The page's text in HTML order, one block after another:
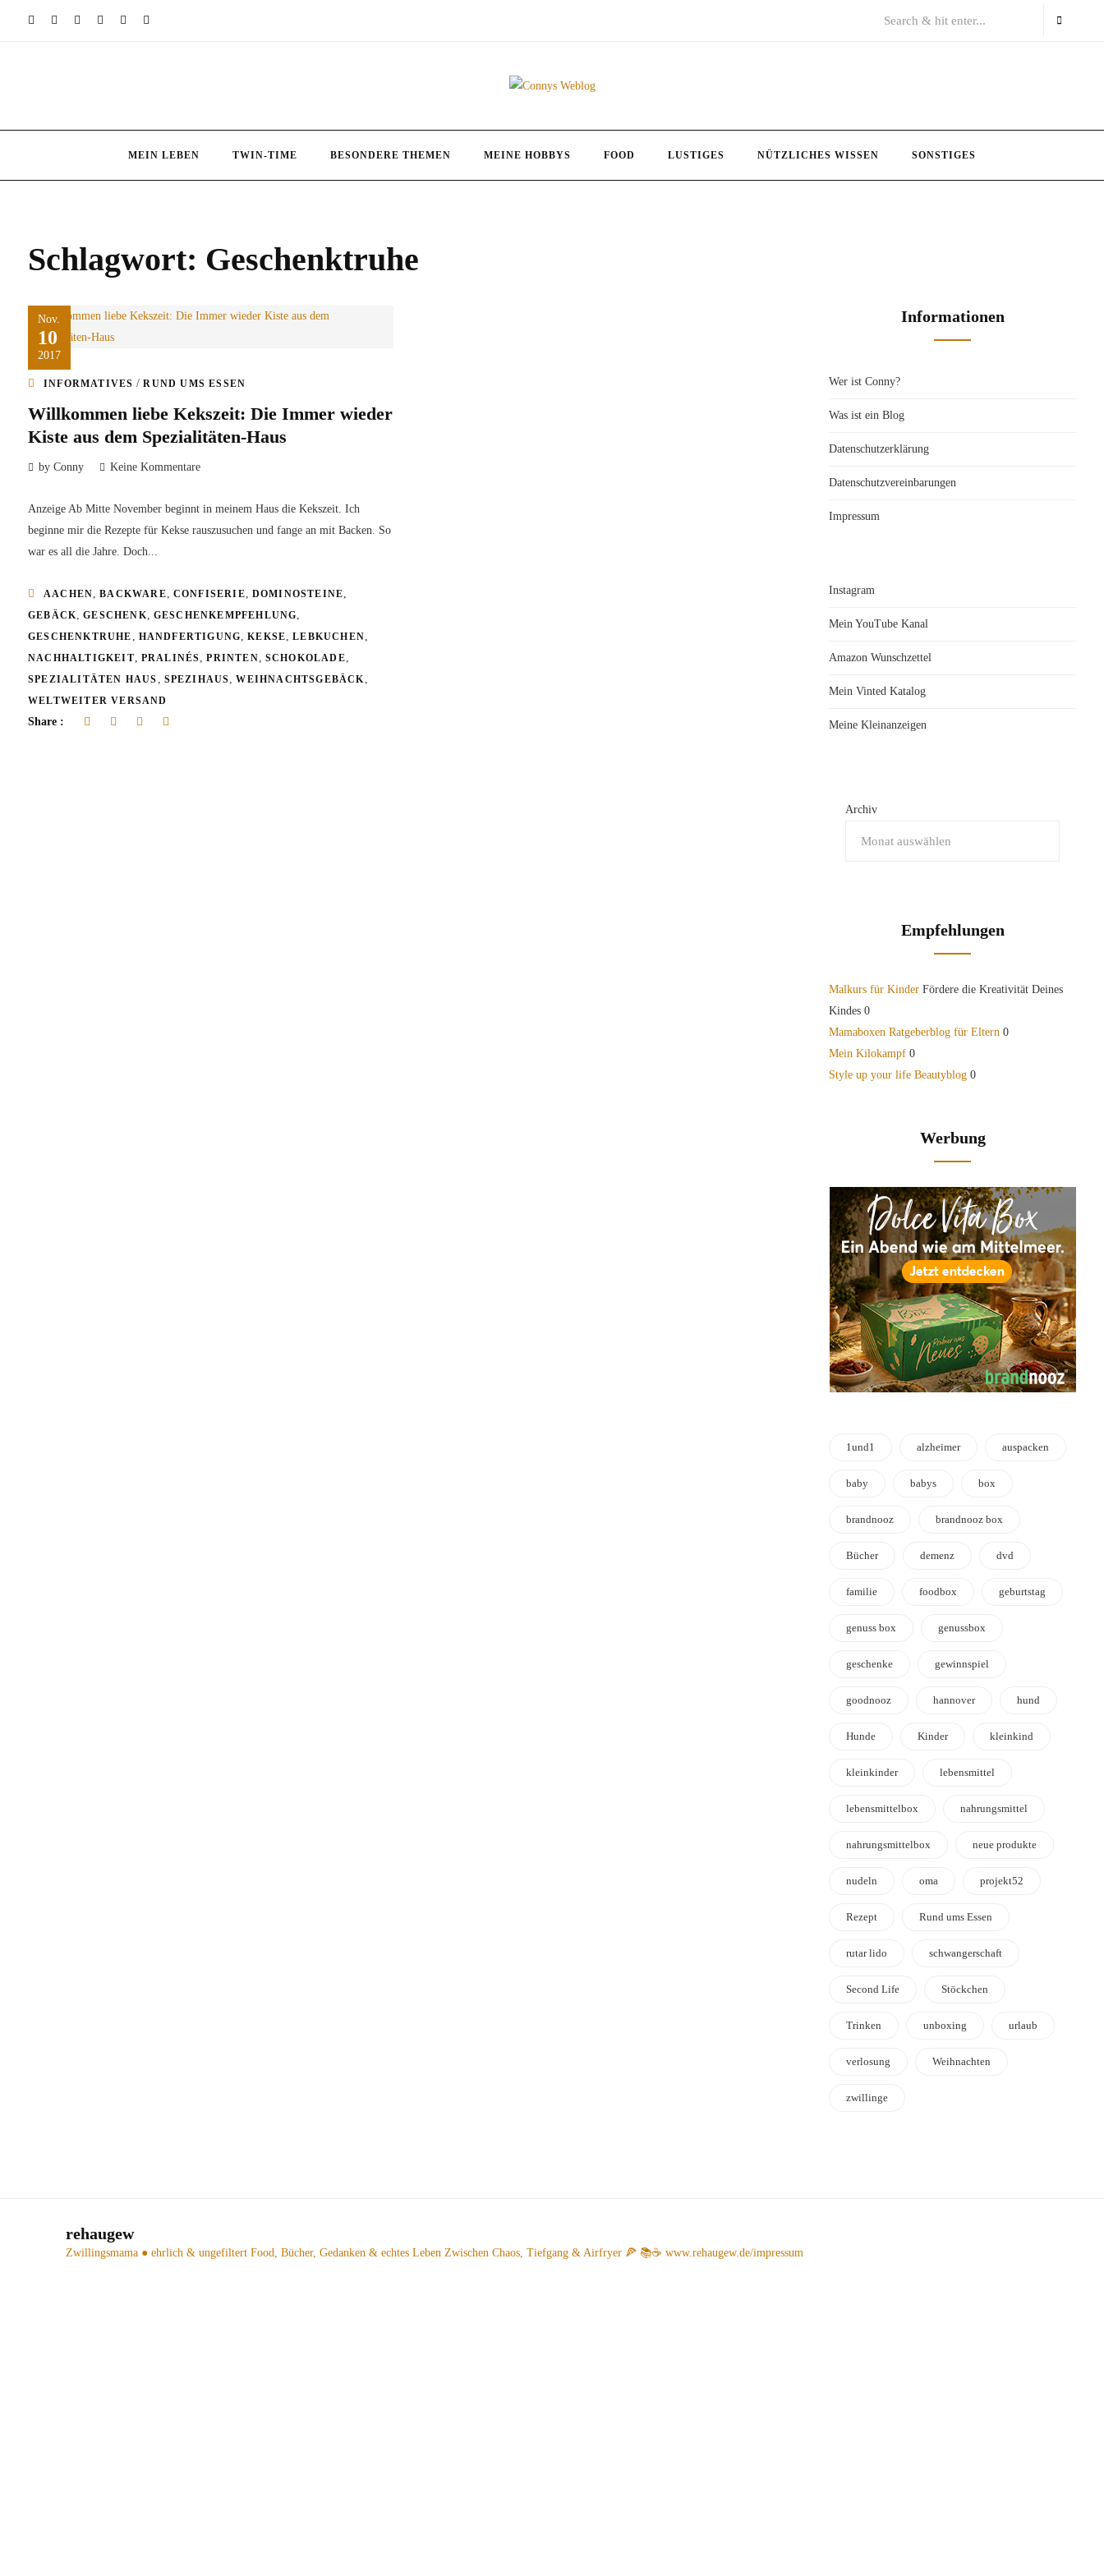
MEIN LEBEN TWIN-TIME BESONDERE THEMEN MEINE HOBBYS FOOD LUSTIGES NÜTZLICHES WISSEN SONSTIGES
Schlagwort: Geschenktruhe
Nov.
10
2017
INFORMATIVES /RUND UMS ESSEN
Willkommen liebe Kekszeit: Die Immer wieder
Kiste aus dem Spezialitäten-Haus
by Conny Keine Kommentare
Anzeige Ab Mitte November beginnt in meinem Haus die Kekszeit. Ich
beginne mir die Rezepte für Kekse rauszusuchen und fange an mit Backen. So
war es all die Jahre. Doch...
AACHEN ,BACKWARE CONFISERIE DOMINOSTEINE
GEBÄCK ,GESCHENK GESCHENKEMPFEHLUNG
GESCHENKTRUHE HANDFERTIGUNG ,KEKSE ,LEBKUCHEN
NACHHALTIGKEIT PRALINÉS ,PRINTEN SCHOKOLADE
SPEZIALITÄTEN HAUS SPEZIHAUS ,WEIHNACHTSGEBÄCK
WELTWEITER VERSAND
Share :
Informationen
Wer ist Conny?
Was ist ein Blog
Datenschutzerklärung
Datenschutzvereinbarungen
Impressum
Instagram
Mein YouTube Kanal
Amazon Wunschzettel
Mein Vinted Katalog
Meine Kleinanzeigen
Archiv
Empfehlungen
Malkurs für Kinder Fördere die Kreativität Deines
Kindes 0
Mamaboxen Ratgeberblog für Eltern 0
Mein Kilokampf 0
Style up your life Beautyblog 0
Werbung
1und1 alzheimer auspacken
baby babys box
brandnooz brandnooz box
Bücher demenz dvd
familie foodbox geburtstag
genuss box genussbox
geschenke gewinnspiel
goodnooz hannover hund
Hunde Kinder kleinkind
kleinkinder lebensmittel
lebensmittelbox nahrungsmittel
nahrungsmittelbox neue produkte
nudeln oma projekt52
Rezept Rund ums Essen
rutar lido schwangerschaft
Second Life Stöckchen
Trinken unboxing urlaub
verlosung Weihnachten
zwillinge
rehaugew
Zwillingsmama ● ehrlich & ungefiltert Food, Bücher, Gedanken & echtes Leben Zwischen Chaos, Tiefgang & Airfryer 🍕 📚☕️ www.rehaugew.de/impressum